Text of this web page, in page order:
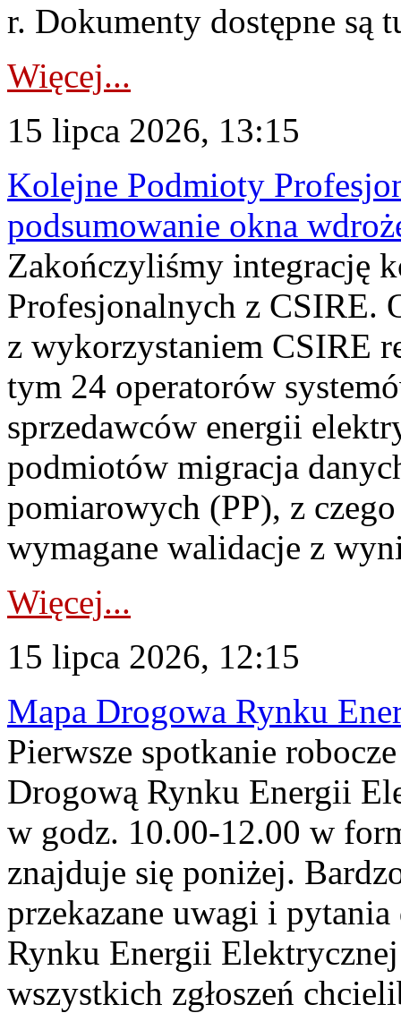
r. Dokumenty dostępne są
Więcej...
15 lipca 2026, 13:15
Kolejne Podmioty
podsumowanie okna
Zakończyliśmy integrację
Profesjonalnych z CSIRE.
z wykorzystaniem CSIRE
tym 24 operatorów
sprzedawców energii
podmiotów migracja
pomiarowych (PP), z
wymagane walidacje z
Więcej...
15 lipca 2026, 12:15
Mapa Drogowa Rynku
Pierwsze spotkanie
Drogową Rynku Energii
w godz. 10.00-12.00 w
znajduje się poniżej.
przekazane uwagi i
Rynku Energii
wszystkich zgłoszeń